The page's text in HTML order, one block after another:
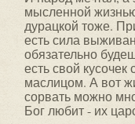
мысленной
дурацкой тоже.
есть сила
обязательно
есть свой
маслицом. А вот
сорвать можно
Бог любит - их